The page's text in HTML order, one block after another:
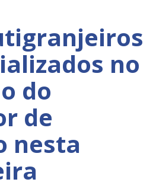
no
do
de
nesta